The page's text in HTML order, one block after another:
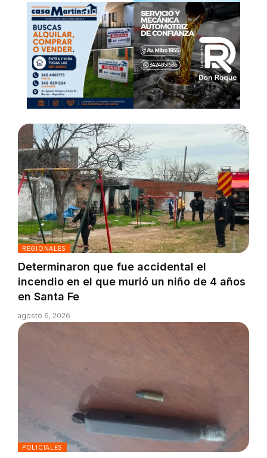
REGIONALES
Determinaron que fue accidental el
incendio en el que murió un niño de 4 años
en Santa Fe
agosto 6, 2026
POLICIALES